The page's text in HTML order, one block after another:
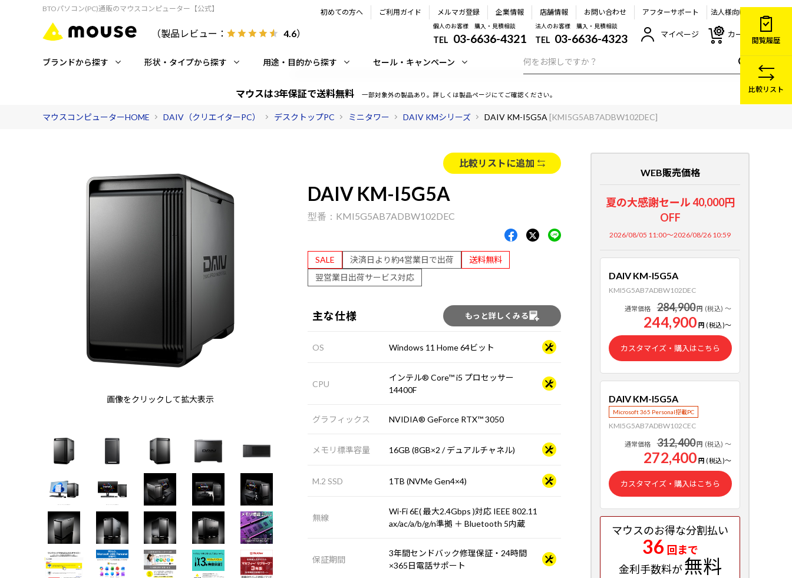
BTOパソコン(PC)通販のマウスコンピューター【公式】
（製品レビュー： 4.6）
初めての方へ ご利用ガイド メルマガ登録 企業情報 店舗情報 お問い合わせ アフターサポート 法人様向け
個人のお客様 購入・見積相談
TEL 03-6636-4321
法人のお客様 購入・見積相談
TEL 03-6636-4323 マイページ カート
ブランドから探す 形状・タイプから探す 用途・目的から探す セール・キャンペーン
マウスは3年保証で送料無料 一部対象外の製品あり。詳しくは製品ページにてご確認ください。
マウスコンピューターHOME DAIV（クリエイターPC） デスクトップPC ミニタワー DAIV KMシリーズ DAIV KM-I5G5A [KMI5G5AB7ADBW102DEC]
画像をクリックして拡大表示
比較リストに追加
DAIV KM-I5G5A
KMI5G5AB7ADBW102DEC
SALE 決済日より約4営業日で出荷
送料無料
翌営業日出荷サービス対応
主な仕様 もっと詳しくみる
OS Windows 11 Home 64ビット
CPU
インテル® Core™ i5 プロセッサー
14400F
グラフィックス NVIDIA® GeForce RTX™ 3050
メモリ標準容量 16GB (8GB×2 / デュアルチャネル)
M.2 SSD 1TB (NVMe Gen4×4)
無線
Wi-Fi 6E( 最大2.4Gbps )対応 IEEE 802.11
ax/ac/a/b/g/n準拠 ＋ Bluetooth 5内蔵
保証期間
3年間センドバック修理保証・24時間
×365日電話サポート
WEB販売価格
夏の大感謝セール 40,000円
OFF
2026/08/05 11:00～2026/08/26 10:59
DAIV KM-I5G5A
KMI5G5AB7ADBW102DEC
通常価格 284,900円 (税込) ～
244,900 円 (税込)～
カスタマイズ・購入はこちら
DAIV KM-I5G5A
Microsoft 365 Personal搭載PC
KMI5G5AB7ADBW102CEC
通常価格 312,400円 (税込) ～
272,400 円 (税込)～
カスタマイズ・購入はこちら
マウスのお得な分割払い
36 回まで
金利手数料が無料
閲覧履歴
比較リスト